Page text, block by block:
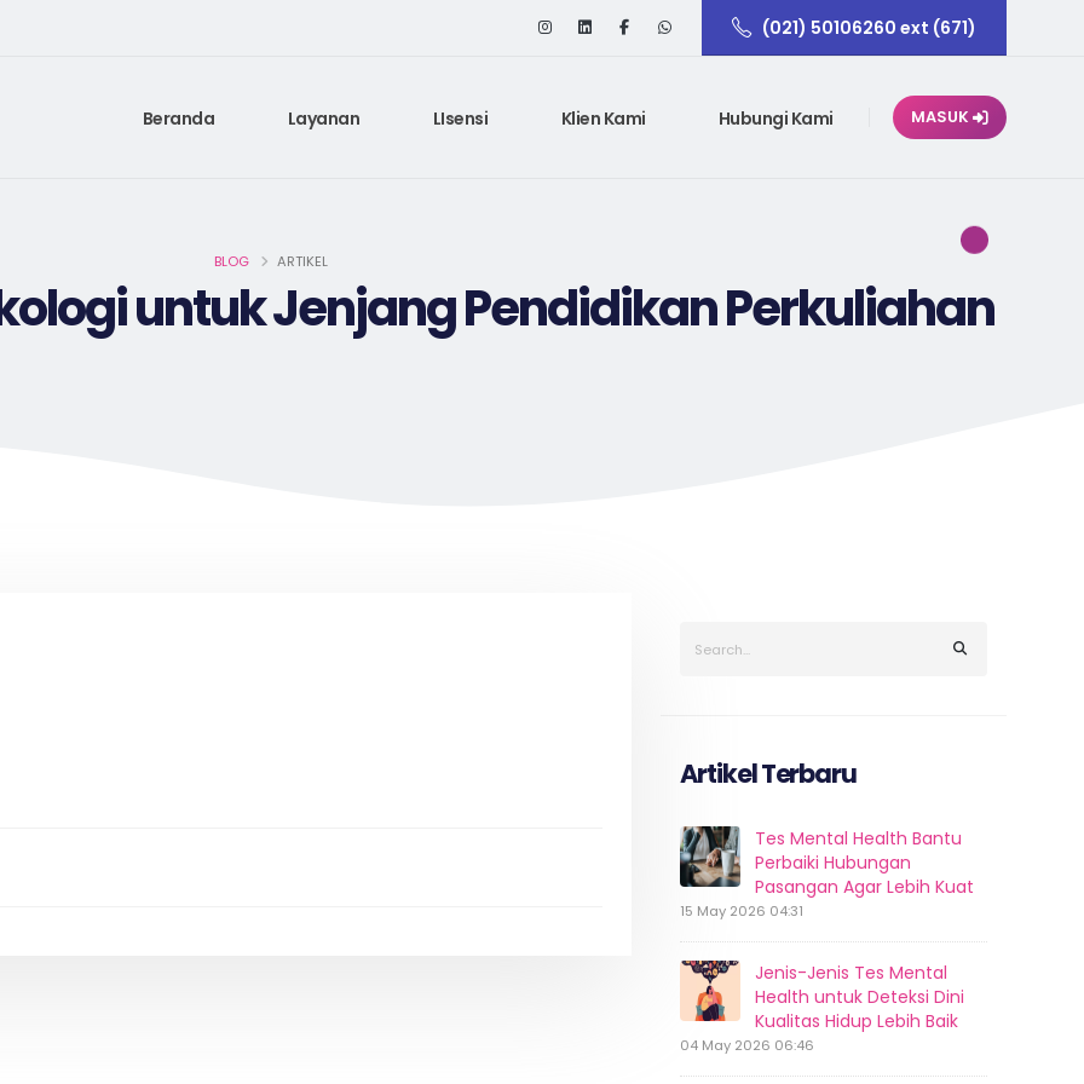
(021) 50106260 ext (671)
Beranda Layanan LIsensi Klien Kami Hubungi Kami MASUK
BLOG ARTIKEL
untuk Jenjang Pendidikan Perkuliahan
Artikel Terbaru
Tes Mental Health Bantu
Perbaiki Hubungan
Pasangan Agar Lebih Kuat
15 May 2026 04:31
Jenis-Jenis Tes Mental
Health untuk Deteksi Dini
Kualitas Hidup Lebih Baik
04 May 2026 06:46